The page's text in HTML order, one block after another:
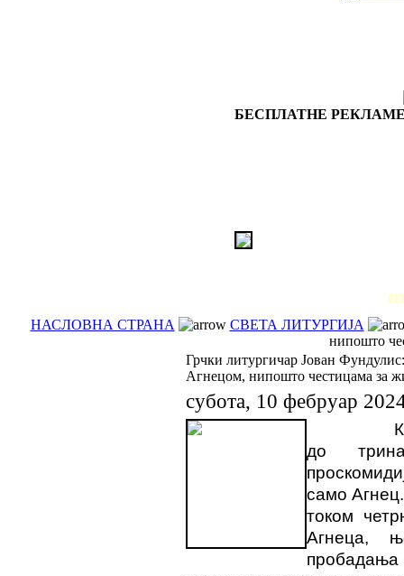
БЕСПЛАТНЕ
НАСЛОВНА СТРАНА
СВЕТА ЛИТУРГИЈА
нипошто
Грчки литургичар Јован
Агнецом, нипошто честицама за
субота, 10 фебруар
до
само
током
Агнеца,